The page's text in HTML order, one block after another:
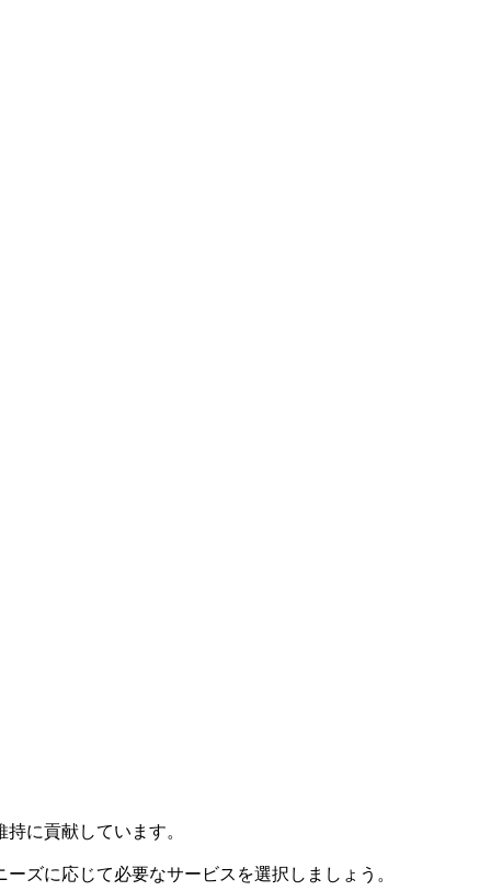
に貢献しています。
ズに応じて必要なサービスを選択しましょう。